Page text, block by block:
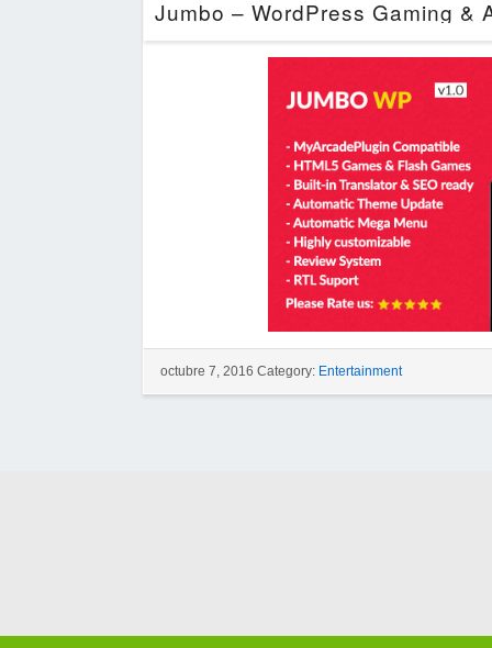
octubre 7, 2016 Category: Entertainment